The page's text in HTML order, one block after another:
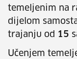
temeljenim na
dijelom
trajanju od 15
Učenjem